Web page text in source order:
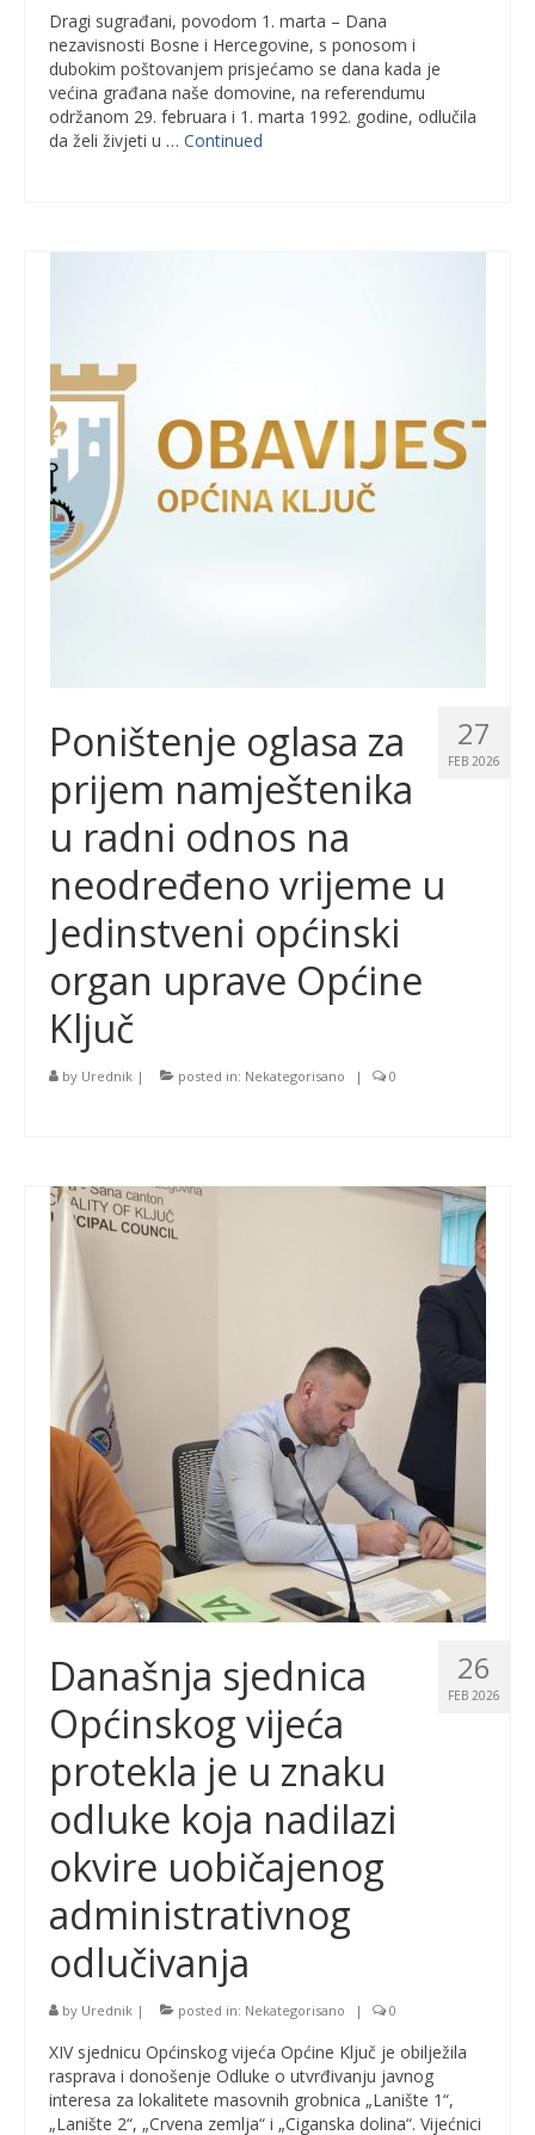
Dragi sugrađani, povodom 1. marta – Dana
nezavisnosti Bosne i Hercegovine, s ponosom i
dubokim poštovanjem prisjećamo se dana kada je
većina građana naše domovine, na referendumu
održanom 29. februara i 1. marta 1992. godine, odlučila
da želi živjeti u … Continued
27
FEB 2026
Poništenje oglasa za
prijem namještenika
u radni odnos na
neodređeno vrijeme u
Jedinstveni općinski
organ uprave Općine
Ključ
by Urednik | posted in: Nekategorisano | 0
26
FEB 2026
Današnja sjednica
Općinskog vijeća
protekla je u znaku
odluke koja nadilazi
okvire uobičajenog
administrativnog
odlučivanja
by Urednik | posted in: Nekategorisano | 0
XIV sjednicu Općinskog vijeća Općine Ključ je obilježila
rasprava i donošenje Odluke o utvrđivanju javnog
interesa za lokalitete masovnih grobnica „Lanište 1“,
„Lanište 2“, „Crvena zemlja“ i „Ciganska dolina“. Vijećnici